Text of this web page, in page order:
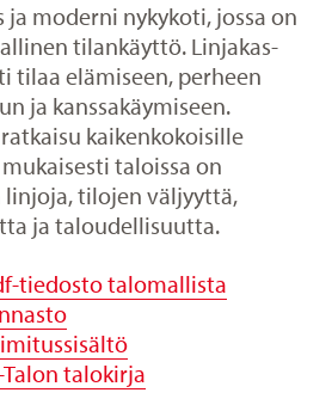
ja moderni nykykoti, jossa on
tilankäyttö. Linjakas-
tilaa elämiseen, perheen
ja kanssakäymiseen.
kaikenkokoisille
taloissa on
tilojen väljyyttä,
ja taloudellisuutta.
tiedosto talomallista
Talon talokirja